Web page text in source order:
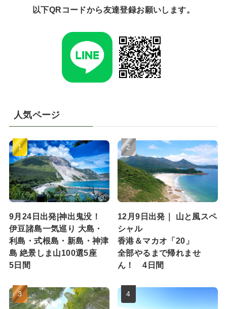
以下QRコードから友達登録お願いします。
人気ページ
9月24日出発|神出鬼没！
伊豆諸島一気巡り 大島・
利島・式根島・新島・神津
島 絶景しま山100選5座
5日間
12月9日出発｜ 山と風スペ
シャル
香港＆マカオ「20」
全部やるまで帰れませ
ん！ 4日間